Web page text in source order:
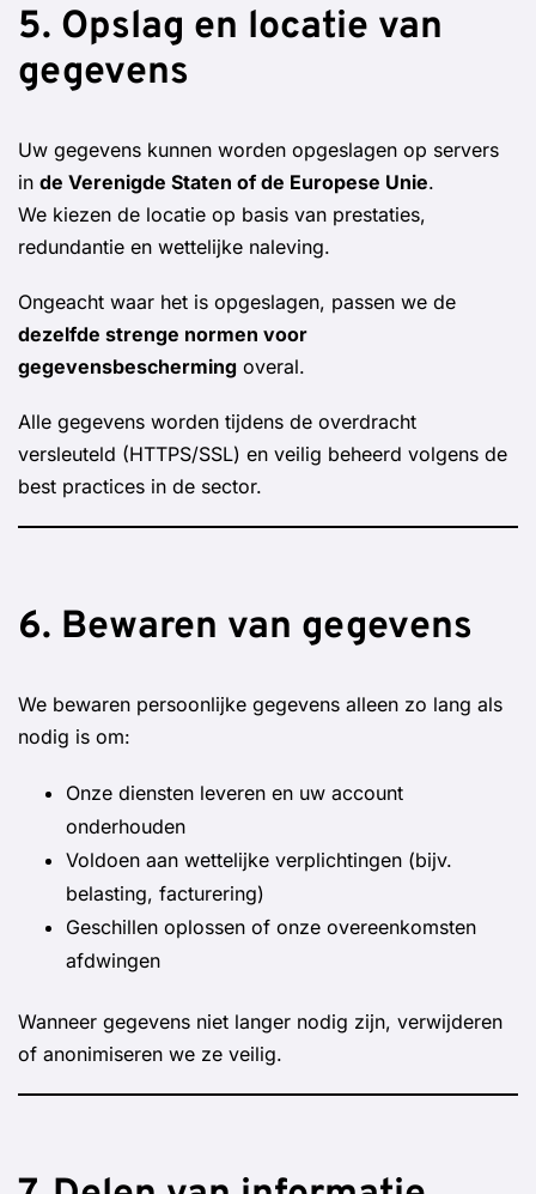
5. Opslag en locatie van
gegevens
Uw gegevens kunnen worden opgeslagen op servers
in de Verenigde Staten of de Europese Unie.
We kiezen de locatie op basis van prestaties,
redundantie en wettelijke naleving.
Ongeacht waar het is opgeslagen, passen we de
dezelfde strenge normen voor
gegevensbescherming overal.
Alle gegevens worden tijdens de overdracht
versleuteld (HTTPS/SSL) en veilig beheerd volgens de
best practices in de sector.
6. Bewaren van gegevens
We bewaren persoonlijke gegevens alleen zo lang als
nodig is om:
Onze diensten leveren en uw account
onderhouden
Voldoen aan wettelijke verplichtingen (bijv.
belasting, facturering)
Geschillen oplossen of onze overeenkomsten
afdwingen
Wanneer gegevens niet langer nodig zijn, verwijderen
of anonimiseren we ze veilig.